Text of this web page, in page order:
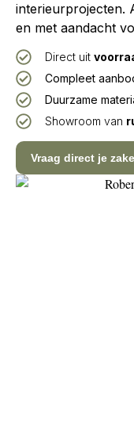
interieurprojecten.
en met aandacht
Direct uit
Compleet
Duurzame
Showroom van
Vraag direct je